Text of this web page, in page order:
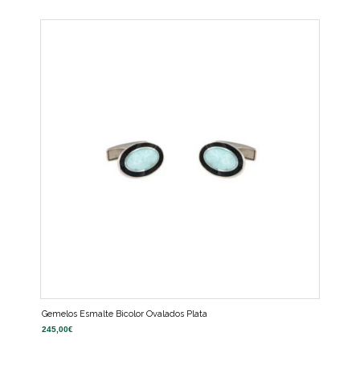
Gemelos Esmalte Bicolor Ovalados Plata
245,00€